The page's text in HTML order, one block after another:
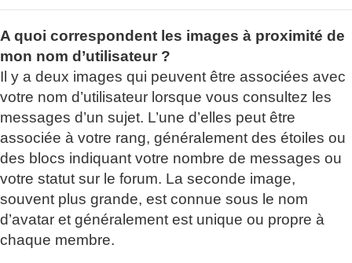
A quoi correspondent les images à proximité de
mon nom d’utilisateur ?
Il y a deux images qui peuvent être associées avec
votre nom d’utilisateur lorsque vous consultez les
messages d’un sujet. L’une d’elles peut être
associée à votre rang, généralement des étoiles ou
des blocs indiquant votre nombre de messages ou
votre statut sur le forum. La seconde image,
souvent plus grande, est connue sous le nom
d’avatar et généralement est unique ou propre à
chaque membre.